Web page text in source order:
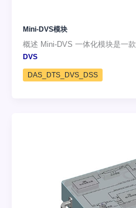
Mini-DVS模块
概述 Mini-DVS 一体化模块是一款
DVS
DAS_DTS_DVS_DSS